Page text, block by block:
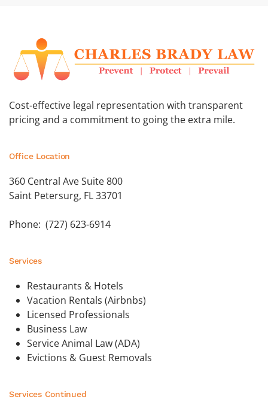
Cost-effective legal representation with transparent
pricing and a commitment to going the extra mile.
Office Location
360 Central Ave Suite 800
Saint Petersurg, FL 33701
Phone: (727) 623-6914
Services
Restaurants & Hotels
Vacation Rentals (Airbnbs)
Licensed Professionals
Business Law
Service Animal Law (ADA)
Evictions & Guest Removals
Services Continued